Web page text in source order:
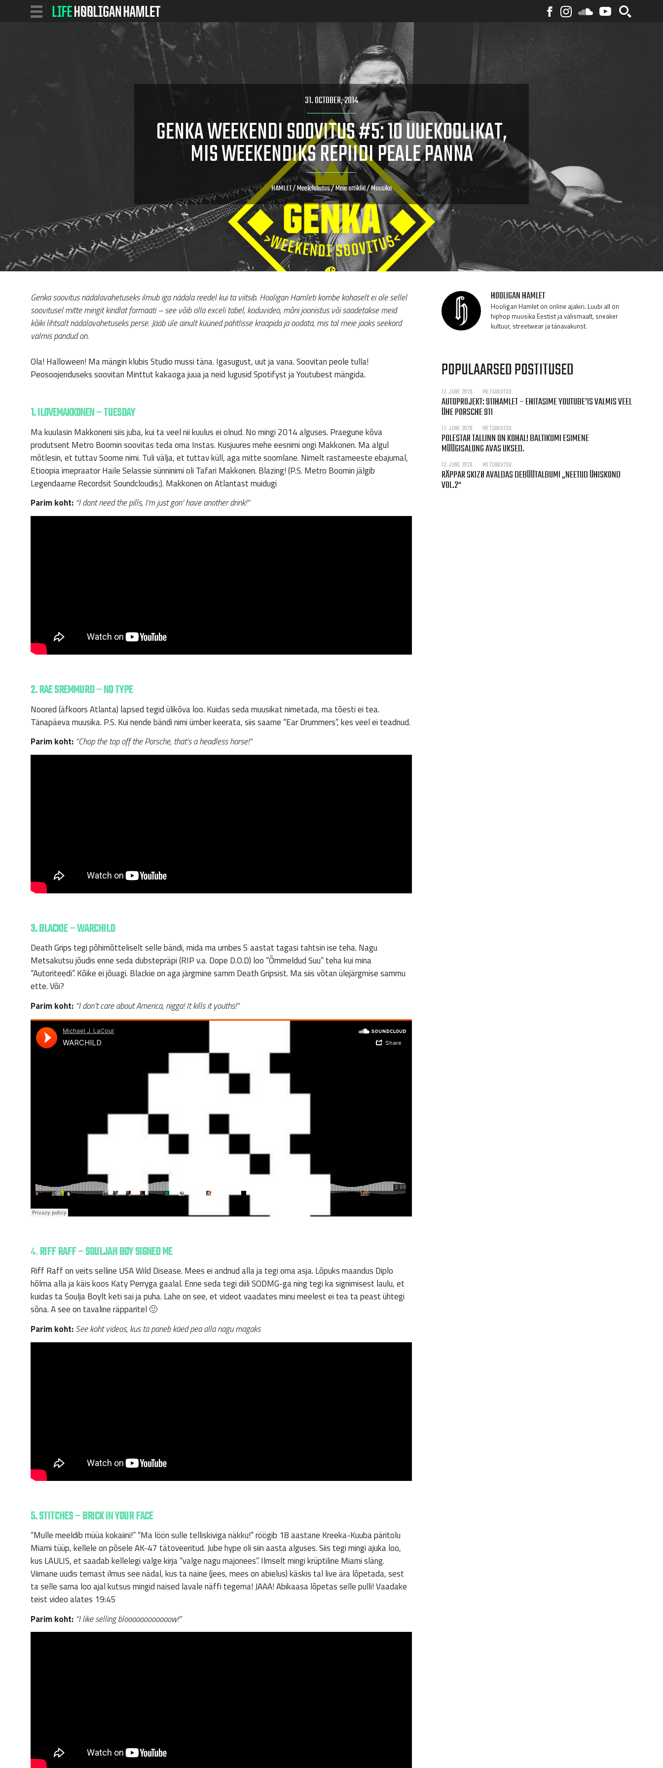
31. OCTOBER, 2014
GENKA WEEKENDI SOOVITUS #5: 10 UUEKOOLIKAT,
MIS WEEKENDIKS REPIIDI PEALE PANNA
HAMLET/Meelelahutus/Meie artiklid/Muusika
Genka soovitus nädalavahetuseks ilmub iga nädala reedel kui ta viitsib. Hooligan Hamleti kombe kohaselt ei ole sellel
soovitusel mitte mingit kindlat formaati – see võib olla exceli tabel, koduvideo, mõni joonistus või saadetakse meid
kõiki lihtsalt nädalavahetuseks perse. Jääb üle ainult küüned pahtlisse kraapida ja oodata, mis tal meie jaoks seekord
valmis pandud on.
Ola! Halloween! Ma mängin klubis Studio mussi täna. Igasugust, uut ja vana. Soovitan peole tulla!
Peosoojenduseks soovitan Minttut kakaoga juua ja neid lugusid Spotifyst ja Youtubest mängida.
1. ILOVEMAKKONEN – TUESDAY
Ma kuulasin Makkoneni siis juba, kui ta veel nii kuulus ei olnud. No mingi 2014 alguses. Praegune kõva
produtsent Metro Boomin soovitas teda oma Instas. Kusjuures mehe eesnimi ongi Makkonen. Ma algul
mõtlesin, et tuttav Soome nimi. Tuli välja, et tuttav küll, aga mitte soomlane. Nimelt rastameeste ebajumal,
Etioopia imepraator Haile Selassie sünninimi oli Tafari Makkonen. Blazing! (P.S. Metro Boomin jälgib
Legendaarne Recordsit Soundcloudis;). Makkonen on Atlantast muidugi
Parim koht: “I dont need the pills, I’m just gon’ have another drink!”
2. RAE SREMMURD – NO TYPE
Noored (äfkoors Atlanta) lapsed tegid ülikõva loo. Kuidas seda muusikat nimetada, ma tõesti ei tea.
Tänapäeva muusika. P.S. Kui nende bändi nimi ümber keerata, siis saame “Ear Drummers”, kes veel ei teadnud.
Parim koht: “Chop the top off the Porsche, that’s a headless horse!”
3. BLACKIE – WARCHILD
Death Grips tegi põhimõtteliselt selle bändi, mida ma umbes 5 aastat tagasi tahtsin ise teha. Nagu
Metsakutsu jõudis enne seda dubstepräpi (RIP v.a. Dope D.O.D) loo “Õmmeldud Suu” teha kui mina
“Autoriteedi”. Kõike ei jõuagi. Blackie on aga järgmine samm Death Gripsist. Ma siis võtan ülejärgmise sammu
ette. Või?
Parim koht: “I don’t care about America, nigga! It kills it youths!”
4.RIFF RAFF – SOULJAH BOY SIGNED ME
Riff Raff on veits selline USA Wild Disease. Mees ei andnud alla ja tegi oma asja. Lõpuks maandus Diplo
hõlma alla ja käis koos Katy Perryga gaalal. Enne seda tegi diili SODMG-ga ning tegi ka signimisest laulu, et
kuidas ta Soulja Boylt keti sai ja puha. Lahe on see, et videot vaadates minu meelest ei tea ta peast ühtegi
sõna. A see on tavaline räpparitel 🙂
Parim koht:See koht videos, kus ta paneb käed pea alla nagu magaks
5. STITCHES – BRICK IN YOUR FACE
“Mulle meeldib müüa kokaiini!” “Ma löön sulle telliskiviga näkku!” röögib 18 aastane Kreeka-Kuuba päritolu
Miami tüüp, kellele on põsele AK-47 tätoveeritud. Jube hype oli siin aasta alguses. Siis tegi mingi ajuka loo,
kus LAULIS, et saadab kellelegi valge kirja “valge nagu majonees”. Ilmselt mingi krüptiline Miami släng.
Viimane uudis temast ilmus see nädal, kus ta naine (jees, mees on abielus) käskis tal live ära lõpetada, sest
ta selle sama loo ajal kutsus mingid naised lavale näffi tegema! JAAA! Abikaasa lõpetas selle pulli! Vaadake
teist video alates 19:45
Parim koht: “I like selling bloooooooooooow!”
HOOLIGAN HAMLET
Hooligan Hamlet on online ajakiri. Luubi all on
hiphop muusika Eestist ja välismaalt, sneaker
kultuur, streetwear ja tänavakunst.
POPULAARSED POSTITUSED
12. JUNE 2026 METSAKUTSU
AUTOPROJEKT: 911HAMLET – EHITASIME YOUTUBE’IS VALMIS VEEL
ÜHE PORSCHE 911
17. JUNE 2026 METSAKUTSU
POLESTAR TALLINN ON KOHAL! BALTIKUMI ESIMENE
MÜÜGISALONG AVAS UKSED.
12. JUNE 2026 METSAKUTSU
RÄPPAR SKIZØ AVALDAS DEBÜÜTALBUMI „NEETUD ÜHISKOND
VOL.2“